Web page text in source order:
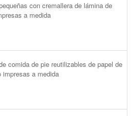
con cremallera de lámina de
a medida
comida de pie reutilizables de papel de
impresas a medida